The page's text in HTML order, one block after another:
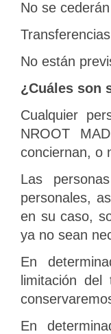
No se
No están
¿Cuáles son
Cualquier
NROOT
conciernan, o
Las
personales,
en su caso,
ya no sean
En
limitación
En